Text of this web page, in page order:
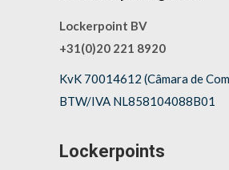
Lockerpoint BV
+31(0)20 221 8920
KvK 70014612 (Câmara de
BTW/IVA NL858104088B01
Lockerpoints